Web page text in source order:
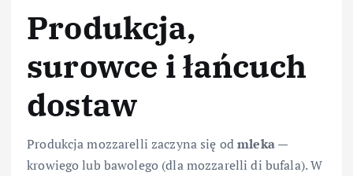
Produkcja,
surowce i łańcuch
dostaw
Produkcja mozzarelli zaczyna się odmleka—
krowiego lub bawolego (dla mozzarelli di bufala). W